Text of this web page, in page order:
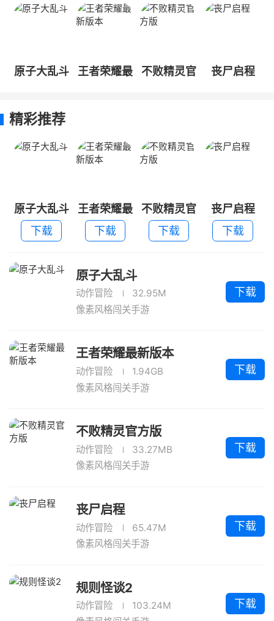
原子大乱斗
王者荣耀最
不败精灵官
丧尸启程
精彩推荐
原子大乱斗
下载
王者荣耀最
新版本
下载
不败精灵官
方版
下载
丧尸启程
下载
原子大乱斗
动作冒险
32.95M
像素风格闯关手游
下载
王者荣耀最新版本
动作冒险
1.94GB
像素风格闯关手游
下载
不败精灵官方版
动作冒险
33.27MB
像素风格闯关手游
下载
丧尸启程
动作冒险
65.47M
像素风格闯关手游
下载
规则怪谈2
动作冒险
103.24M
下载